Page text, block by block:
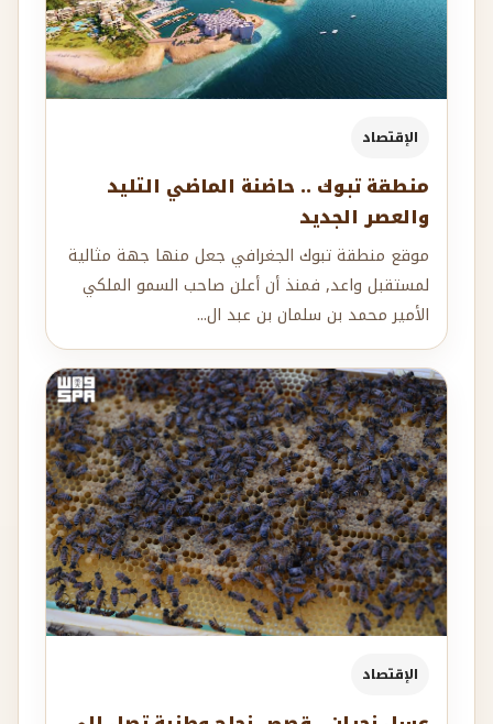
الإقتصاد
منطقة تبوك .. حاضنة الماضي التليد
والعصر الجديد
موقع منطقة تبوك الجغرافي جعل منها جهة مثالية
لمستقبل واعد, فمنذ أن أعلن صاحب السمو الملكي
الأمير محمد بن سلمان بن عبد ال...
الإقتصاد